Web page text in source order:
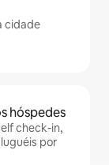
cidade
hóspedes
check-in,
por